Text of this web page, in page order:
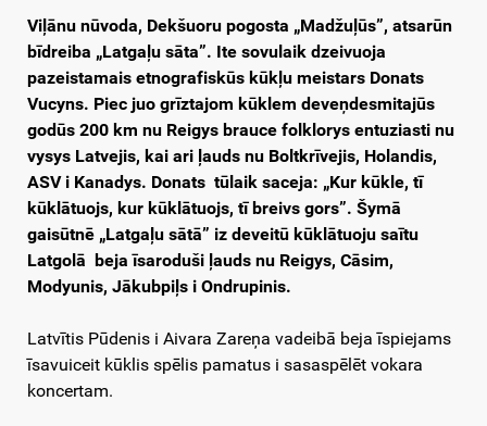
Viļānu nūvoda, Dekšuoru pogosta „Madžuļūs”, atsarūn
bīdreiba „Latgaļu sāta”. Ite sovulaik dzeivuoja
pazeistamais etnografiskūs kūkļu meistars Donats
Vucyns. Piec juo grīztajom kūklem deveņdesmitajūs
godūs 200 km nu Reigys brauce folklorys entuziasti nu
vysys Latvejis, kai ari ļauds nu Boltkrīvejis, Holandis,
ASV i Kanadys. Donats tūlaik saceja: „Kur kūkle, tī
kūklātuojs, kur kūklātuojs, tī breivs gors”. Šymā
gaisūtnē „Latgaļu sātā” iz deveitū kūklātuoju saītu
Latgolā beja īsaroduši ļauds nu Reigys, Cāsim,
Modyunis, Jākubpiļs i Ondrupinis.
Latvītis Pūdenis i Aivara Zareņa vadeibā beja īspiejams
īsavuiceit kūklis spēlis pamatus i sasaspēlēt vokara
koncertam.